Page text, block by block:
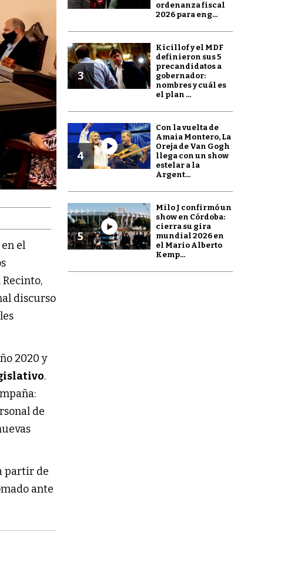
el
discurso
2020 y
.
de
partir de
ante
ordenanza fiscal
2026 para eng...
3
Kicillof y el MDF
definieron sus 5
precandidatos a
gobernador:
nombres y cuál es
el plan ...
4
Con la vuelta de
Amaia Montero, La
Oreja de Van Gogh
llega con un show
estelar a la
Argent...
5
Milo J confirmó un
show en Córdoba:
cierra su gira
mundial 2026 en
el Mario Alberto
Kemp...